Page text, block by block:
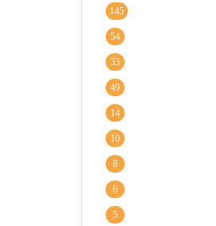
145
54
33
49
14
10
8
6
5